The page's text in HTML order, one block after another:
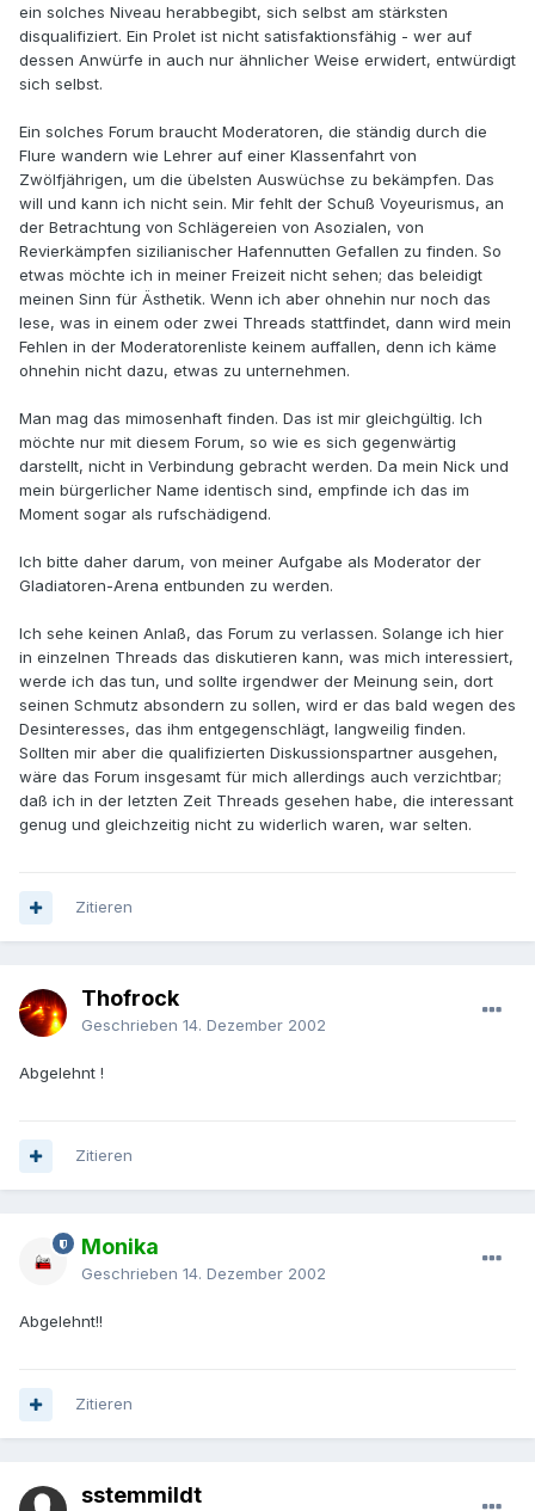
ein solches Niveau herabbegibt, sich selbst am stärksten
disqualifiziert. Ein Prolet ist nicht satisfaktionsfähig - wer auf
dessen Anwürfe in auch nur ähnlicher Weise erwidert, entwürdigt
sich selbst.
Ein solches Forum braucht Moderatoren, die ständig durch die
Flure wandern wie Lehrer auf einer Klassenfahrt von
Zwölfjährigen, um die übelsten Auswüchse zu bekämpfen. Das
will und kann ich nicht sein. Mir fehlt der Schuß Voyeurismus, an
der Betrachtung von Schlägereien von Asozialen, von
Revierkämpfen sizilianischer Hafennutten Gefallen zu finden. So
etwas möchte ich in meiner Freizeit nicht sehen; das beleidigt
meinen Sinn für Ästhetik. Wenn ich aber ohnehin nur noch das
lese, was in einem oder zwei Threads stattfindet, dann wird mein
Fehlen in der Moderatorenliste keinem auffallen, denn ich käme
ohnehin nicht dazu, etwas zu unternehmen.
Man mag das mimosenhaft finden. Das ist mir gleichgültig. Ich
möchte nur mit diesem Forum, so wie es sich gegenwärtig
darstellt, nicht in Verbindung gebracht werden. Da mein Nick und
mein bürgerlicher Name identisch sind, empfinde ich das im
Moment sogar als rufschädigend.
Ich bitte daher darum, von meiner Aufgabe als Moderator der
Gladiatoren-Arena entbunden zu werden.
Ich sehe keinen Anlaß, das Forum zu verlassen. Solange ich hier
in einzelnen Threads das diskutieren kann, was mich interessiert,
werde ich das tun, und sollte irgendwer der Meinung sein, dort
seinen Schmutz absondern zu sollen, wird er das bald wegen des
Desinteresses, das ihm entgegenschlägt, langweilig finden.
Sollten mir aber die qualifizierten Diskussionspartner ausgehen,
wäre das Forum insgesamt für mich allerdings auch verzichtbar;
daß ich in der letzten Zeit Threads gesehen habe, die interessant
genug und gleichzeitig nicht zu widerlich waren, war selten.
Zitieren
Thofrock
Geschrieben 14. Dezember 2002
Abgelehnt !
Zitieren
Monika
Geschrieben 14. Dezember 2002
Abgelehnt!!
Zitieren
sstemmildt